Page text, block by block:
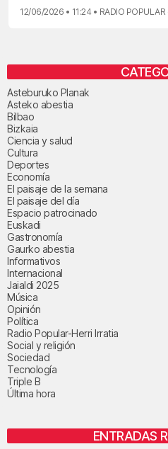
12/06/2026 • 11:24 • RADIO POPULAR
Asteburuko Planak
Asteko abestia
Bilbao
Bizkaia
Ciencia y salud
Cultura
Deportes
Economía
El paisaje de la semana
El paisaje del día
Espacio patrocinado
Euskadi
Gastronomía
Gaurko abestia
Informativos
Internacional
Jaialdi 2025
Música
Opinión
Política
Radio Popular-Herri Irratia
Social y religión
Sociedad
Tecnología
Triple B
Última hora
ENTRADAS